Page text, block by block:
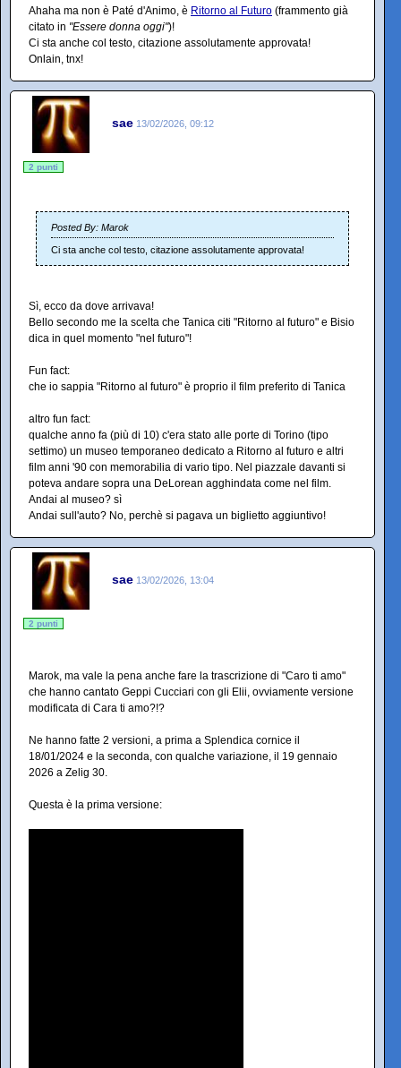
Ahaha ma non è Paté d'Animo, è Ritorno al Futuro (frammento già
citato in "Essere donna oggi")!
Ci sta anche col testo, citazione assolutamente approvata!
Onlain, tnx!
sae 13/02/2026, 09:12
2 punti
Posted By: Marok
Ci sta anche col testo, citazione assolutamente approvata!
Sì, ecco da dove arrivava!
Bello secondo me la scelta che Tanica citi "Ritorno al futuro" e Bisio
dica in quel momento "nel futuro"!
Fun fact:
che io sappia "Ritorno al futuro" è proprio il film preferito di Tanica
altro fun fact:
qualche anno fa (più di 10) c'era stato alle porte di Torino (tipo
settimo) un museo temporaneo dedicato a Ritorno al futuro e altri
film anni '90 con memorabilia di vario tipo. Nel piazzale davanti si
poteva andare sopra una DeLorean agghindata come nel film.
Andai al museo? sì
Andai sull'auto? No, perchè si pagava un biglietto aggiuntivo!
sae 13/02/2026, 13:04
2 punti
Marok, ma vale la pena anche fare la trascrizione di "Caro ti amo"
che hanno cantato Geppi Cucciari con gli Elii, ovviamente versione
modificata di Cara ti amo?!?
Ne hanno fatte 2 versioni, a prima a Splendica cornice il
18/01/2024 e la seconda, con qualche variazione, il 19 gennaio
2026 a Zelig 30.
Questa è la prima versione: